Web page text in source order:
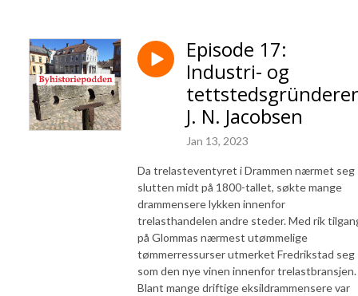
Episode 17:
Industri- og
J. N. Jacobsen
Jan 13, 2023
Da trelasteventyret i Drammen nærmet seg
slutten midt på 1800-tallet, søkte mange
drammensere lykken innenfor
trelasthandelen andre steder. Med rik
på Glommas nærmest utømmelige
tømmerressurser utmerket Fredrikstad seg
som den nye vinen innenfor trelastbransjen.
Blant mange driftige eksildrammensere var